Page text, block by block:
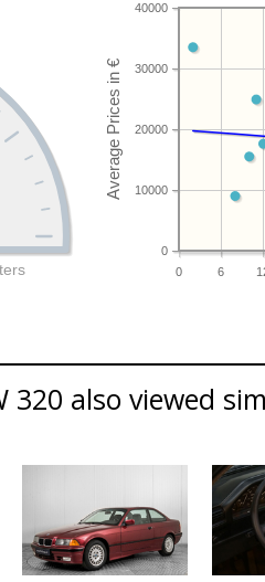
0 6
0
10000
20000
30000
40000
320 also viewed